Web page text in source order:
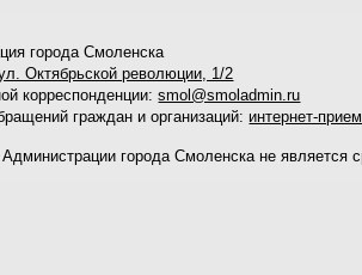
города Смоленска
Октябрьской революции, 1/2
корреспонденции:smol@smoladmin.ru
граждан и организаций: интернет-
города Смоленска не является